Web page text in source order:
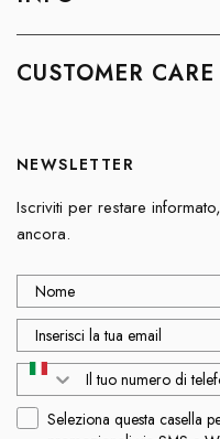
CUSTOMER CARE
NEWSLETTER
Iscriviti per restare
ancora.
Seleziona questa casella